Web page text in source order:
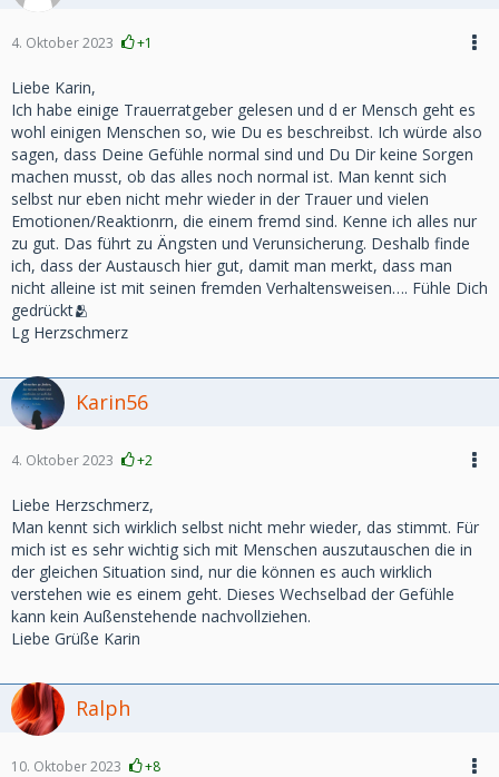
4. Oktober 2023 +1
Liebe Karin,
Ich habe einige Trauerratgeber gelesen und d er Mensch geht es
wohl einigen Menschen so, wie Du es beschreibst. Ich würde also
sagen, dass Deine Gefühle normal sind und Du Dir keine Sorgen
machen musst, ob das alles noch normal ist. Man kennt sich
selbst nur eben nicht mehr wieder in der Trauer und vielen
Emotionen/Reaktionrn, die einem fremd sind. Kenne ich alles nur
zu gut. Das führt zu Ängsten und Verunsicherung. Deshalb finde
ich, dass der Austausch hier gut, damit man merkt, dass man
nicht alleine ist mit seinen fremden Verhaltensweisen…. Fühle Dich
gedrückt🫂
Lg Herzschmerz
Karin56
4. Oktober 2023 +2
Liebe Herzschmerz,
Man kennt sich wirklich selbst nicht mehr wieder, das stimmt. Für
mich ist es sehr wichtig sich mit Menschen auszutauschen die in
der gleichen Situation sind, nur die können es auch wirklich
verstehen wie es einem geht. Dieses Wechselbad der Gefühle
kann kein Außenstehende nachvollziehen.
Liebe Grüße Karin
Ralph
10. Oktober 2023 +8